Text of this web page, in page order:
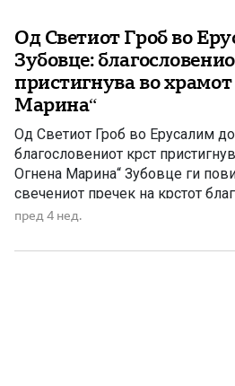
Од Светиот Гроб во
Зубовце:
пристигнува во
Марина“
Од Светиот Гроб во Ерусалим
благословениот крст
Огнена Марина“ Зубовце ги
свечениот пречек на крстот
На празникот Марена, на 30 јули
пристигне крст благословен во
пред 4 нед.